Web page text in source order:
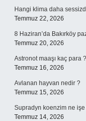
Hangi klima daha
Temmuz 22, 2026
8 Haziran’da Bakırköy
Temmuz 20, 2026
Astronot maaşı kaç para ?
Temmuz 16, 2026
Avlanan hayvan nedir ?
Temmuz 15, 2026
Supradyn koenzim ne
Temmuz 14, 2026